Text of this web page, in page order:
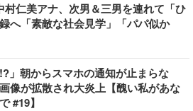
村仁美アナ、次男＆三男を連れて「ひ
へ「素敵な社会見学」「パパ似か
」朝からスマホの通知が止まらな
像が拡散され大炎上【醜い私があな
#19】